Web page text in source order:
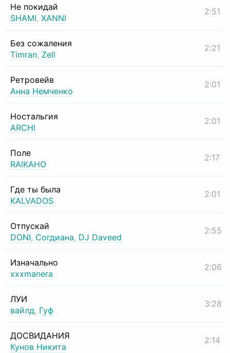
Не покидай
SHAMI, XANNI
2:51
Без сожаления
Timran, Zell
2:21
Ретровейв
Анна Немченко
2:01
Ностальгия
ARCHI
2:01
Поле
RAIKAHO
2:17
Где ты была
KALVADOS
2:01
Отпускай
DONI, Согдиана, DJ Daveed
2:55
Изначально
xxxmanera
2:06
ЛУИ
вайлд, Гуф
3:28
ДОСВИДАНИЯ
Кунов Никита
2:14